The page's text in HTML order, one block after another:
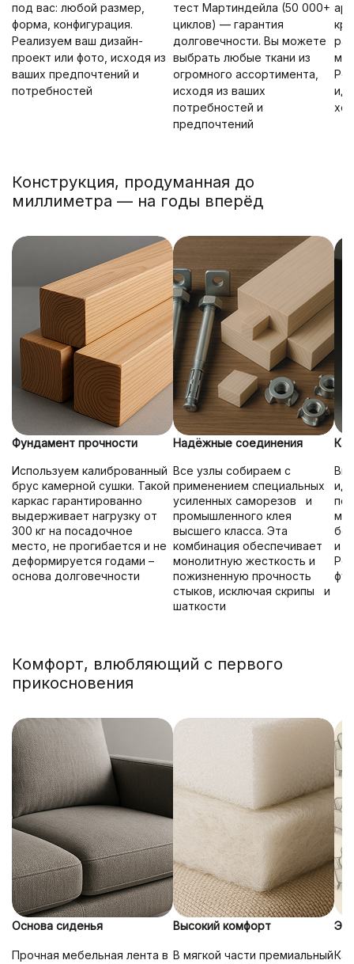
под вас: любой размер,
форма, конфигурация.
Реализуем ваш дизайн-
проект или фото, исходя из
ваших предпочтений и
потребностей
тест Мартиндейла (50 000+
циклов) — гарантия
долговечности. Вы можете
выбрать любые ткани из
огромного ассортимента,
исходя из ваших
потребностей и
предпочтений
Конструкция, продуманная до
миллиметра — на годы вперёд
Фундамент прочности
Используем калиброванный
брус камерной сушки. Такой
каркас гарантированно
выдерживает нагрузку от
300 кг на посадочное
место, не прогибается и не
деформируется годами –
основа долговечности
Надёжные соединения
Все узлы собираем с
применением специальных
усиленных саморезов и
промышленного клея
высшего класса. Эта
комбинация обеспечивает
монолитную жесткость и
пожизненную прочность
стыков, исключая скрипы и
шаткости
и
Комфорт, влюбляющий с первого
прикосновения
Основа сиденья
Прочная мебельная лента в
Высокий комфорт
В мягкой части премиальный